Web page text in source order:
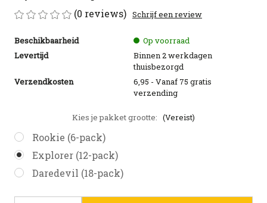
(0 reviews) Schrijf een review
Beschikbaarheid
Op voorraad
Levertijd
Binnen 2 werkdagen
thuisbezorgd
Verzendkosten
6,95 - Vanaf 75 gratis
verzending
Kies je pakket grootte: (Vereist)
Rookie (6-pack)
Explorer (12-pack)
Daredevil (18-pack)